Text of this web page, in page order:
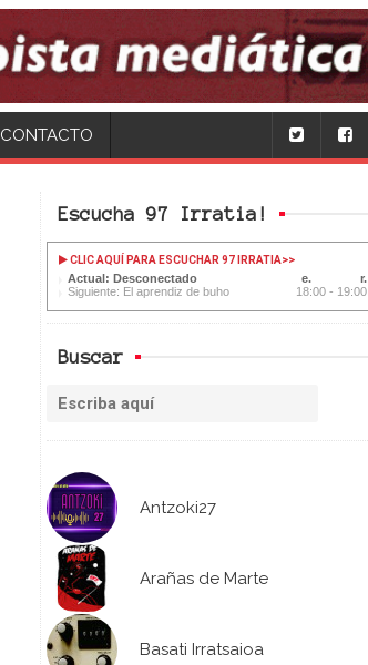
CONTACTO
Escucha 97 Irratia!
CLIC AQUÍ PARA ESCUCHAR 97 IRRATIA>>
Actual: Desconectado
Siguiente: El aprendiz de buho
18:00 - 19:00
Buscar
Antzoki27
Arañas de Marte
Basati Irratsaioa